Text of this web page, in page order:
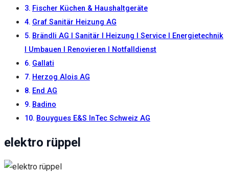
Fischer Küchen & Haushaltgeräte
Graf Sanitär Heizung AG
Brändli AG I Sanitär I Heizung I Service I Energietechnik
I Umbauen I Renovieren I Notfalldienst
Gallati
Herzog Alois AG
End AG
Badino
Bouygues E&S InTec Schweiz AG
elektro rüppel
erhöhen Sie die
Wahrscheinlichkeit,
personalisierte
Inhalte und
sehen.